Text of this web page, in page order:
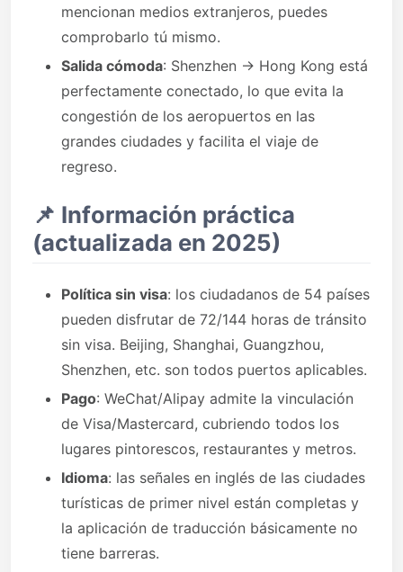
mencionan medios extranjeros, puedes
comprobarlo tú mismo.
Salida cómoda: Shenzhen → Hong Kong está
perfectamente conectado, lo que evita la
congestión de los aeropuertos en las
grandes ciudades y facilita el viaje de
regreso.
📌 Información práctica
(actualizada en 2025)
Política sin visa: los ciudadanos de 54 países
pueden disfrutar de 72/144 horas de tránsito
sin visa. Beijing, Shanghai, Guangzhou,
Shenzhen, etc. son todos puertos aplicables.
Pago: WeChat/Alipay admite la vinculación
de Visa/Mastercard, cubriendo todos los
lugares pintorescos, restaurantes y metros.
Idioma: las señales en inglés de las ciudades
turísticas de primer nivel están completas y
la aplicación de traducción básicamente no
tiene barreras.